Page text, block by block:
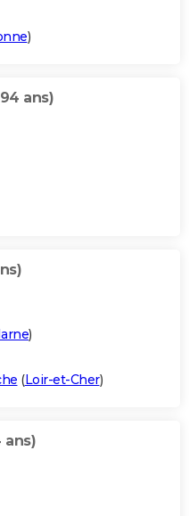
)
ans)
)
(Loir-et-Cher)
ans)